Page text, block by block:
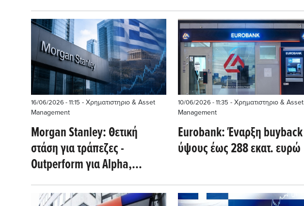
των νοικοκυριών
16/06/2026 - 11:15 - Χρηματιστηριο & Asset
Management
Morgan Stanley: Θετική
στάση για τράπεζες -
Outperform για Alpha,
Eurobank και Πειραιώς -
Πιέσεις στο ΧΑ
10/06/2026 - 11:35 - Χρηματιστηριο & Asset
Management
Eurobank: Έναρξη buyback
ύψους έως 288 εκατ. ευρώ